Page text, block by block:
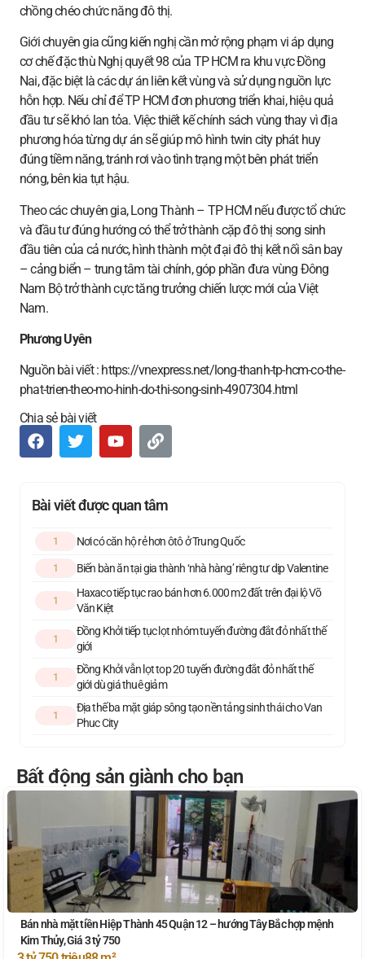
chồng chéo chức năng đô thị.
Giới chuyên gia cũng kiến nghị cần mở rộng phạm vi áp dụng
cơ chế đặc thù Nghị quyết 98 của TP HCM ra khu vực Đồng
Nai, đặc biệt là các dự án liên kết vùng và sử dụng nguồn lực
hỗn hợp. Nếu chỉ để TP HCM đơn phương triển khai, hiệu quả
đầu tư sẽ khó lan tỏa. Việc thiết kế chính sách vùng thay vì địa
phương hóa từng dự án sẽ giúp mô hình twin city phát huy
đúng tiềm năng, tránh rơi vào tình trạng một bên phát triển
nóng, bên kia tụt hậu.
Theo các chuyên gia, Long Thành – TP HCM nếu được tổ chức
và đầu tư đúng hướng có thể trở thành cặp đô thị song sinh
đầu tiên của cả nước, hình thành một đại đô thị kết nối sân bay
– cảng biển – trung tâm tài chính, góp phần đưa vùng Đông
Nam Bộ trở thành cực tăng trưởng chiến lược mới của Việt
Nam.
Phương Uyên
Nguồn bài viết : https://vnexpress.net/long-thanh-tp-hcm-co-the-
phat-trien-theo-mo-hinh-do-thi-song-sinh-4907304.html
Chia sẻ bài viết
Bài viết được quan tâm
1 Nơi có căn hộ rẻ hơn ôtô ở Trung Quốc
1 Biến bàn ăn tại gia thành ‘nhà hàng’ riêng tư dịp Valentine
1
Haxaco tiếp tục rao bán hơn 6.000 m2 đất trên đại lộ Võ
Văn Kiệt
1
Đồng Khởi tiếp tục lọt nhóm tuyến đường đắt đỏ nhất thế
giới
1
Đồng Khởi vẫn lọt top 20 tuyến đường đắt đỏ nhất thế
giới dù giá thuê giảm
1
Địa thế ba mặt giáp sông tạo nền tảng sinh thái cho Van
Phuc City
Bất động sản giành cho bạn
Bán nhà mặt tiền Hiệp Thành 45 Quận 12 – hướng Tây Bắc hợp mệnh
Kim Thủy, Giá 3 tỷ 750